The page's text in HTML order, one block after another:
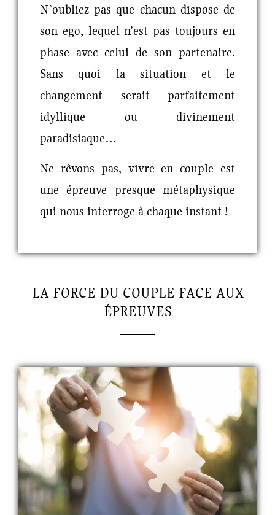
N’oubliez pas que chacun dispose de
son ego, lequel n’est pas toujours en
phase avec celui de son partenaire.
Sans quoi la situation et le
changement serait parfaitement
idyllique ou divinement
paradisiaque…
Ne rêvons pas, vivre en couple est
une épreuve presque métaphysique
qui nous interroge à chaque instant !
LA FORCE DU COUPLE FACE AUX
ÉPREUVES